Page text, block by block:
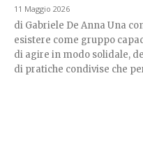
11 Maggio 2026
di Gabriele De Anna Una comunità politica, per potere
esistere come gruppo
di agire in modo solidale,
di pratiche condivise che